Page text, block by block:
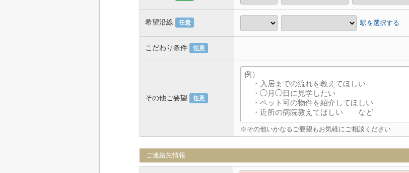
希望沿線 任意 駅を選択する
こだわり条件 任意
その他ご要望 任意
※その他いかなるご要望もお気軽にご相談ください
ご連絡先情報